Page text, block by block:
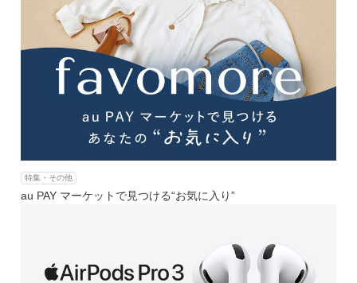
特集・その他
au PAY マーケットで見つける“お気に入り”